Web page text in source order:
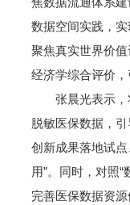
数据空间实践，
聚焦真实世界价
经济学综合评价，
张晨光表示，
脱敏医保数据，
创新成果落地试
用”。同时，对照
完善医保数据资